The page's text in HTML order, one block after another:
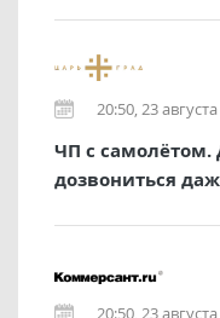
20:50, 23
ЧП с
дозвониться
20:50, 23